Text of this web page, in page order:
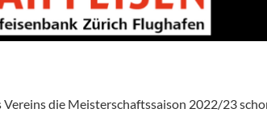
Vereins die Meisterschaftssaison 2022/23